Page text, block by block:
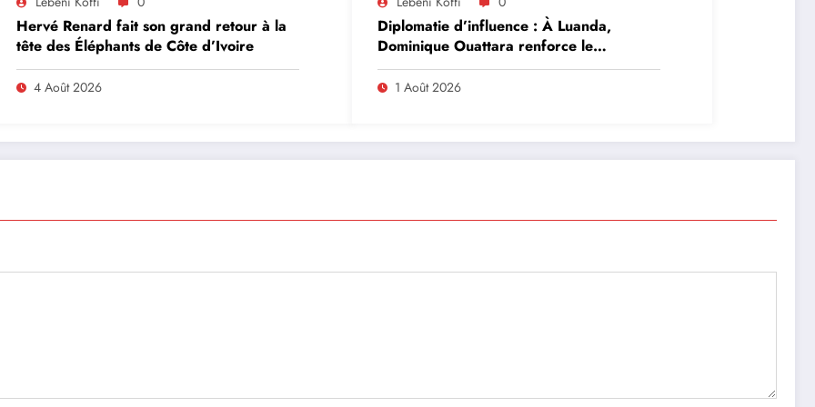
Hervé Renard fait son grand retour à la
tête des Éléphants de Côte d’Ivoire
4 Août 2026
Diplomatie d’influence : À Luanda,
Dominique Ouattara renforce le
leadership solidaire de la Côte d’Ivoire
en Afrique
1 Août 2026